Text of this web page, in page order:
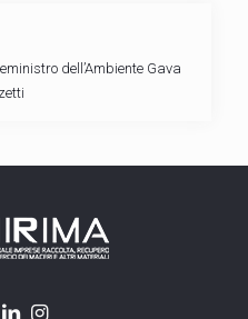
dell’Ambiente Gava